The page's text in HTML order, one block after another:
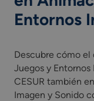
Entornos
Descubre cómo
Juegos y
CESUR también
Imagen y Sonido